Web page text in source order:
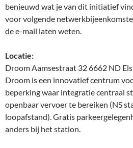
benieuwd wat je van dit initiatief
voor volgende
de e-mail laten weten.
Locatie:
Droom Aamsestraat 32 6662 ND
Droom is een innovatief centrum
beperking waar integratie centraal
openbaar vervoer te bereiken (NS
loopafstand). Gratis
anders bij het station.